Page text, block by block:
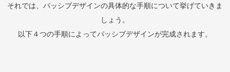
それでは、パッシブデザインの具体的な手順について挙げていきま
しょう。
以下４つの手順によってパッシブデザインが完成されます。